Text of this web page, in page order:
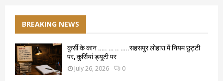
BREAKING NEWS
कुर्सी के कान ….. … .. …..सहसपुर लोहारा में नियम छुट्टी
पर, कुर्सियां ड्यूटी पर
July 26, 2026 0